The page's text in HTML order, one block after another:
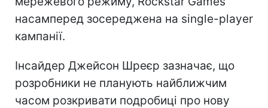
насамперед зосереджена на single-player
кампанії.
Інсайдер Джейсон Шреєр зазначає, що
розробники не планують найближчим
часом розкривати подробиці про нову